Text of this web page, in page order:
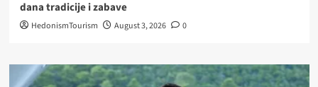
dana tradicije i zabave
HedonismTourism August 3, 2026 0